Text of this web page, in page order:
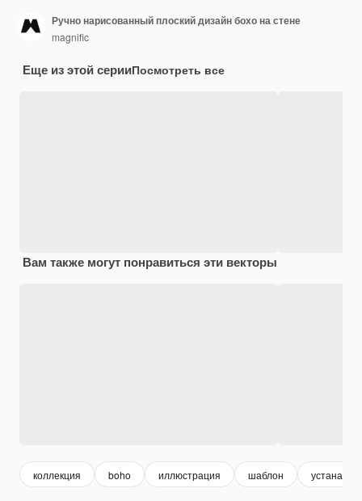
Ручно нарисованный плоский дизайн бохо на стене
magnific
Еще из этой серииПосмотреть все
Вам также могут понравиться эти векторы
коллекция boho иллюстрация шаблон